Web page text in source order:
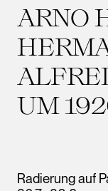
ARNO
UM
Radierung auf